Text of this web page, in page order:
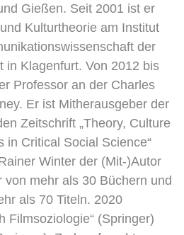
Gießen. Seit 2001 ist er
Kulturtheorie am Institut
der
in Klagenfurt. Von 2012 bis
Professor an der Charles
Er ist Mitherausgeber der
Zeitschrift „Theory, Culture
in Critical Social Science“
Winter der (Mit-)Autor
von mehr als 30 Büchern und
als 70 Titeln. 2020
Filmsoziologie“ (Springer)